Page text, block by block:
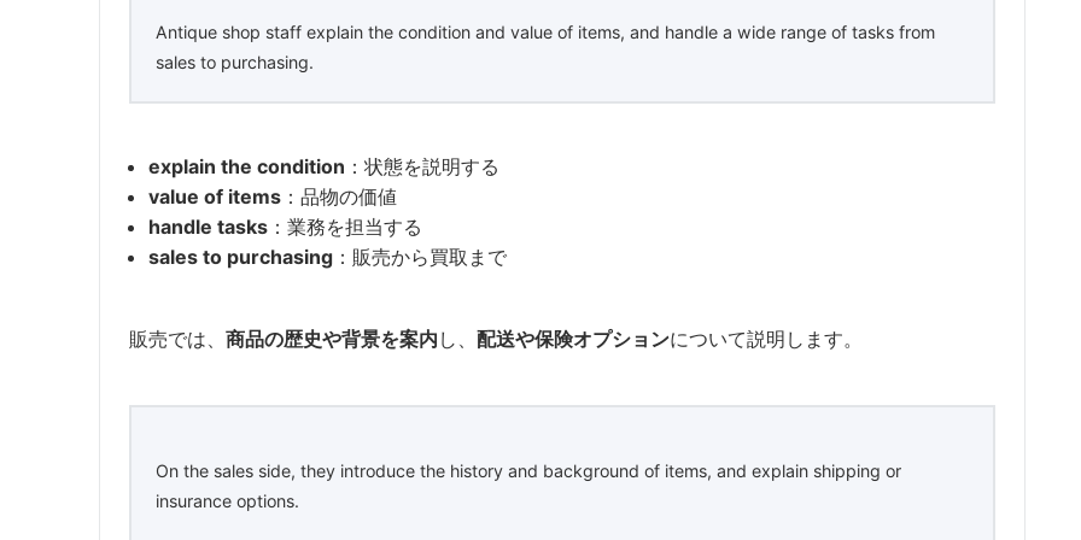
Antique shop staff explain the condition and value of items, and handle a wide range of tasks from
sales to purchasing.
explain the condition ：状態を説明する
value of items ：品物の価値
handle tasks ：業務を担当する
sales to purchasing ：販売から買取まで
販売では、 商品の歴史や背景を案内 し、 配送や保険オプションについて説明します。
On the sales side, they introduce the history and background of items, and explain shipping or
insurance options.